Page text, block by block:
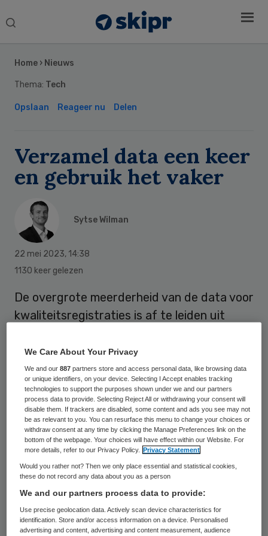
Search
Home › Nieuws
Thema: Tech
Opslaan Reageer nu Delen
Verzamel data een keer
en gebruik het vaker
Sytse Wilman
22 mei 2023, 14:38
1130 keer gelezen
De overgrote meerderheid van de data voor
kwaliteitsregistraties is af te leiden uit
patiëntendossier (epd) staat. Wie hier
slimmer gebruik van wil maken, doet er goed
aan te beginnen met vijf
zorginformatiebouwstenen die goed zijn
voor bijna de helft van de benodigde data,
blijkt uit recent onderzoek.
In de ideale situatie hoef je data maar één
keer te verzamelen en vast te leggen en
kun je die vervolgens heel vaak gebruiken
Sidebar
We Care About Your Privacy
We and our887 partners store and access personal data, like browsing data
or unique identifiers, on your device. Selecting I Accept enables tracking
technologies to support the purposes shown under we and our partners
process data to provide. Selecting Reject All or withdrawing your consent will
disable them. If trackers are disabled, some content and ads you see may not
be as relevant to you. You can resurface this menu to change your choices or
withdraw consent at any time by clicking the Manage Preferences link on the
bottom of the webpage. Your choices will have effect within our Website. For
more details, refer to our Privacy Policy.
Privacy Statement
Would you rather not? Then we only place essential and statistical cookies,
these do not record any data about you as a person
We and our partners process data to provide:
Use precise geolocation data. Actively scan device characteristics for
identification. Store and/or access information on a device. Personalised
advertising and content, advertising and content measurement, audience